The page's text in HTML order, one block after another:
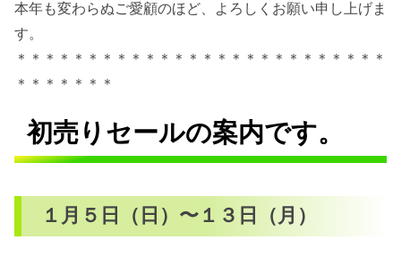
本年も変わらぬご愛顧のほど、よろしくお願い申し上げま
す。
＊＊＊＊＊＊＊＊＊＊＊＊＊＊＊＊＊＊＊＊＊＊＊＊＊＊
＊＊＊＊＊＊＊
初売りセールの案内です。
１月５日（日）〜１３日（月）